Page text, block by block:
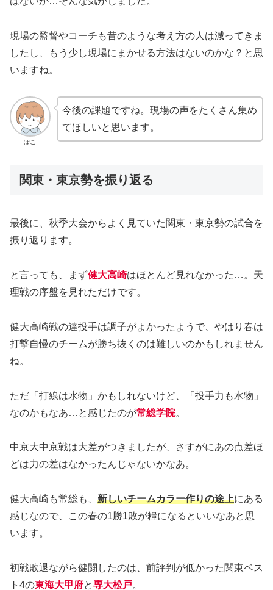
現場の監督やコーチも昔のような考え方の人は減ってきま
したし、もう少し現場にまかせる方法はないのかな？と思
いますね。
ぽこ
今後の課題ですね。現場の声をたくさん集め
てほしいと思います。
関東・東京勢を振り返る
最後に、秋季大会からよく見ていた関東・東京勢の試合を
振り返ります。
と言っても、まず健大高崎はほとんど見れなかった…。天
理戦の序盤を見れただけです。
健大高崎戦の達投手は調子がよかったようで、やはり春は
打撃自慢のチームが勝ち抜くのは難しいのかもしれません
ね。
ただ「打線は水物」かもしれないけど、「投手力も水物」
なのかもなあ…と感じたのが常総学院。
中京大中京戦は大差がつきましたが、さすがにあの点差ほ
どは力の差はなかったんじゃないかなあ。
健大高崎も常総も、 新しいチームカラー作りの途上にある
感じなので、この春の1勝1敗が糧になるといいなあと思
います。
初戦敗退ながら健闘したのは、前評判が低かった関東ベス
ト4の東海大甲府と専大松戸。